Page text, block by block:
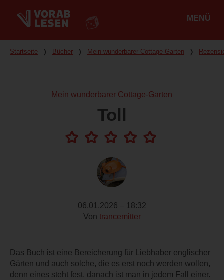
MENÜ
Du bist hier
Startseite ❭ Bücher ❭ Mein wunderbarer Cottage-Garten ❭
Mein wunderbarer Cottage-Garten
Toll
06.01.2026 – 18:32
Von trancemitter
Das Buch ist eine Bereicherung für Liebhaber englischer
Gärten und auch solche, die es erst noch werden wollen,
denn eines steht fest, danach ist man in jedem Fall einer.